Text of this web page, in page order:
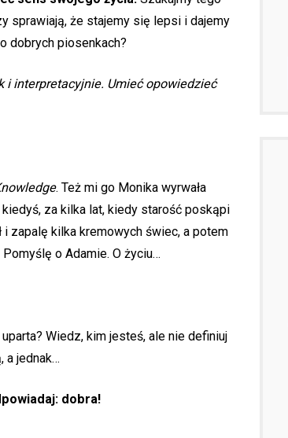
sprawiają, że stajemy się lepsi i dajemy
dobrych piosenkach?
i interpretacyjnie. Umieć opowiedzieć
. Też mi go Monika wyrwała
za kilka lat, kiedy starość poskąpi
zapalę kilka kremowych świec, a potem
o Adamie. O życiu…
Wiedz, kim jesteś, ale nie definiuj
a jednak…
dobra!